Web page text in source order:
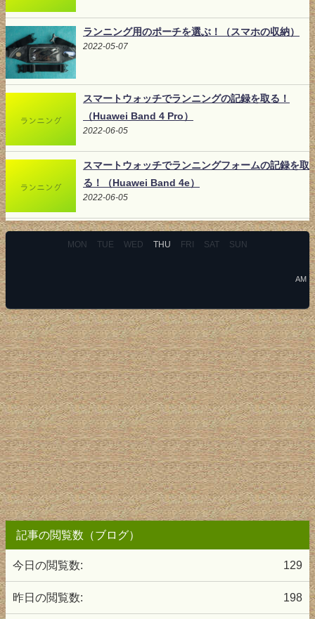
ランニング用のポーチを選ぶ！（スマホの収納）
2022-05-07
スマートウォッチでランニングの記録を取る！
（Huawei Band 4 Pro）
2022-06-05
スマートウォッチでランニングフォームの記録を取
る！（Huawei Band 4e）
2022-06-05
MON TUE WED THU FRI SAT SUN
AM
記事の閲覧数（ブログ）
129
今日の閲覧数:
198
昨日の閲覧数: